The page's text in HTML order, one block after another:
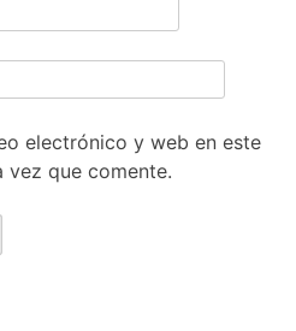
electrónico y web en este
vez que comente.